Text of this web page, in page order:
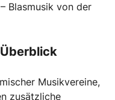
Blasmusik von der
Musikvereine,
zusätzliche